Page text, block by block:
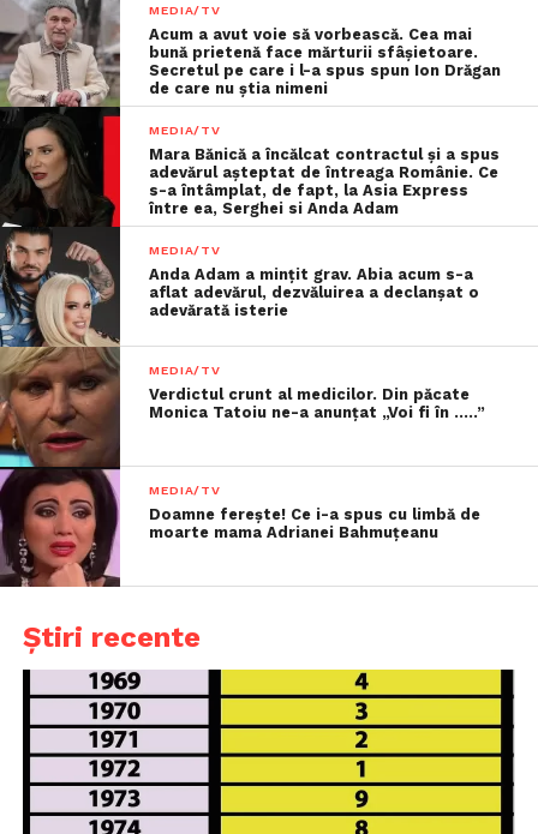
MEDIA/TV
Acum a avut voie să vorbească. Cea mai
bună prietenă face mărturii sfâşietoare.
Secretul pe care i l-a spus spun Ion Drăgan
de care nu știa nimeni
MEDIA/TV
Mara Bănică a încălcat contractul și a spus
adevărul așteptat de întreaga Românie. Ce
s-a întâmplat, de fapt, la Asia Express
între ea, Serghei si Anda Adam
MEDIA/TV
Anda Adam a mințit grav. Abia acum s-a
aflat adevărul, dezvăluirea a declanșat o
adevărată isterie
MEDIA/TV
Verdictul crunt al medicilor. Din păcate
Monica Tatoiu ne-a anunțat „Voi fi în …..”
MEDIA/TV
Doamne ferește! Ce i-a spus cu limbă de
moarte mama Adrianei Bahmuțeanu
Știri recente